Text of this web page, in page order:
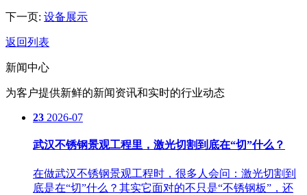
下一页: 设备展示
返回列表
新闻中心
为客户提供新鲜的新闻资讯和实时的行业动态
23 2026-07
武汉不锈钢景观工程里，激光切割到底在“切”什么？
在做武汉不锈钢景观工程时，很多人会问：激光切割到
底是在“切”什么？其实它面对的不只是“不锈钢板”，还